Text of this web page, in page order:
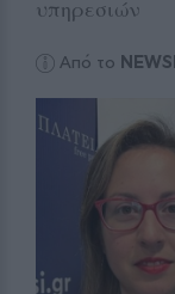
υπηρεσιών
Από το